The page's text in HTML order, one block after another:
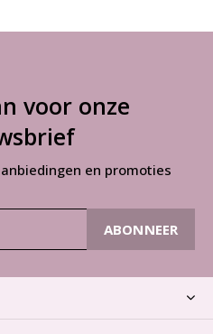
voor onze
en promoties
ABONNEER